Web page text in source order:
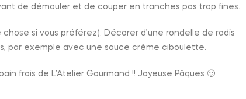
de démouler et de couper en tranches pas trop fines.
si vous préférez). Décorer d’une rondelle de radis
par exemple avec une sauce crème ciboulette.
frais de L’Atelier Gourmand !! Joyeuse Pâques 🙂